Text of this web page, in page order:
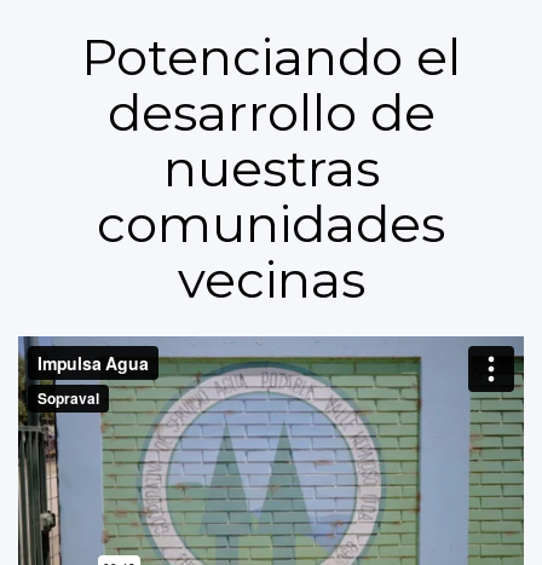
Potenciando el
desarrollo de
nuestras
comunidades
vecinas